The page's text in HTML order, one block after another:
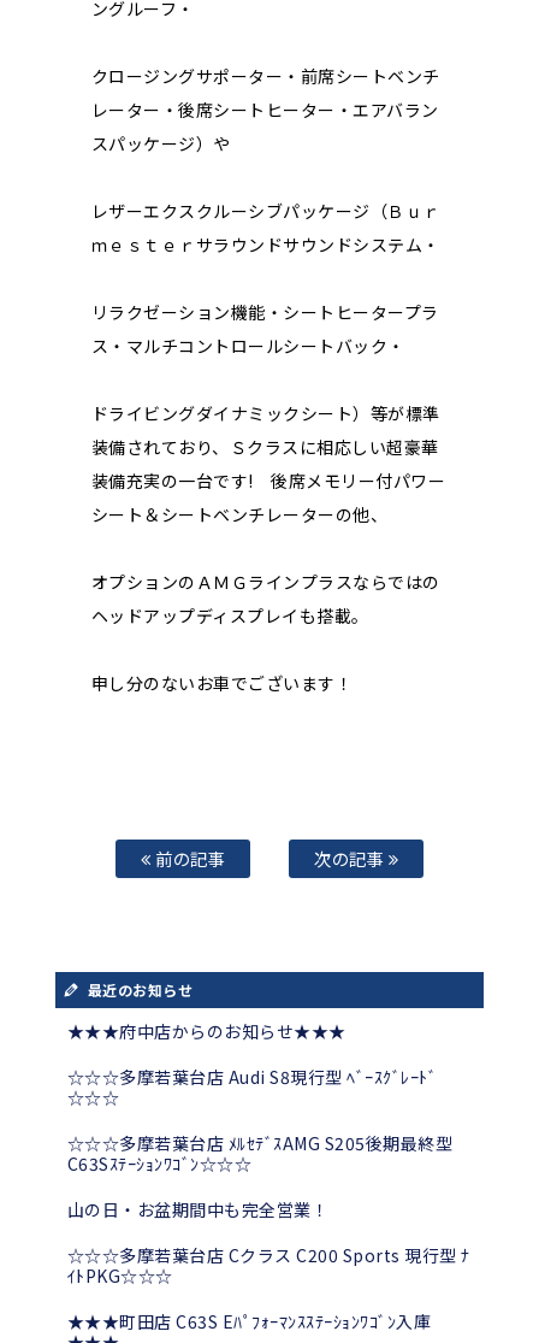
ングルーフ・
クロージングサポーター・前席シートベンチ
レーター・後席シートヒーター・エアバラン
スパッケージ）や
レザーエクスクルーシブパッケージ（Ｂｕｒ
ｍｅｓｔｅｒサラウンドサウンドシステム・
リラクゼーション機能・シートヒータープラ
ス・マルチコントロールシートバック・
ドライビングダイナミックシート）等が標準
装備されており、Ｓクラスに相応しい超豪華
装備充実の一台です! 後席メモリー付パワー
シート＆シートベンチレーターの他、
オプションのＡＭＧラインプラスならではの
ヘッドアップディスプレイも搭載。
申し分のないお車でございます！
前の記事 次の記事
最近のお知らせ
★★★府中店からのお知らせ★★★
☆☆☆多摩若葉台店 Audi S8現行型 ﾍﾞｰｽｸﾞﾚｰﾄﾞ
☆☆☆
☆☆☆多摩若葉台店 ﾒﾙｾﾃﾞｽAMG S205後期最終型
C63Sｽﾃｰｼｮﾝﾜｺﾞﾝ☆☆☆
山の日・お盆期間中も完全営業！
☆☆☆多摩若葉台店 Cクラス C200 Sports 現行型 ﾅ
ｲﾄPKG☆☆☆
★★★町田店 C63S Eﾊﾟﾌｫｰﾏﾝｽｽﾃｰｼｮﾝﾜｺﾞﾝ入庫